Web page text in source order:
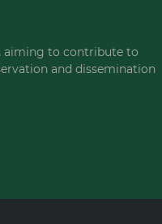
aiming to contribute to
and dissemination